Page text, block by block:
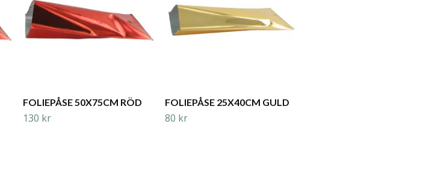
FOLIEPÅSE 50X75CM RÖD
130 kr
FOLIEPÅSE 25X40CM GULD
80 kr